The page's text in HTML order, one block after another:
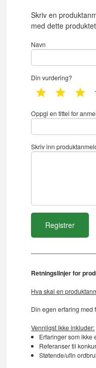
Skriv en
med dette
Navn
Din vurdering?
1 star 2 star
Oppgi en tittel for
Skriv inn
Retningslinjer for
Hva skal en
Din egen erfaring med
Vennligst ikke inkluder:
Erfaringer som ikke
Referanser til
Støtende/ufin